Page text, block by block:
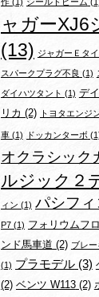
ャガーXJ6
(13) ジャガーＥタ
スパークプラグ不良 (1)
ダイハツタント (1) デ
リカ (2) トヨタエンジ
車 (1) ドッカンターボ
オクラシック
ルジック２
ィン (1) パシフ
P7(1) フォリウムフ
ンド馬車道 (2) ブレ
(1) プラモデル(3)
(2) ベンツ W113(2)